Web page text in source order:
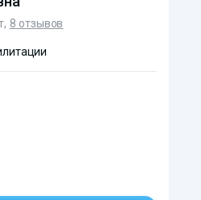
8 отзывов